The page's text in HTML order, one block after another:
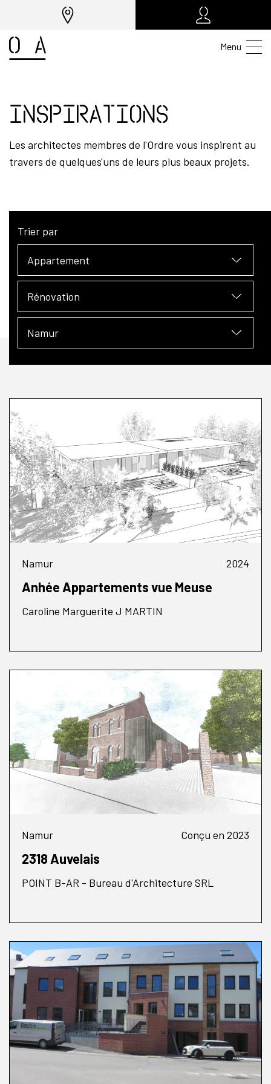
Menu
Inspirations
Les architectes membres de l'Ordre vous inspirent au
travers de quelques'uns de leurs plus beaux projets.
Trier par
Appartement
Rénovation
Namur
Namur 2024
Anhée Appartements vue Meuse
Caroline Marguerite J MARTIN
Namur Conçu en 2023
2318 Auvelais
POINT B-AR - Bureau d'Architecture SRL